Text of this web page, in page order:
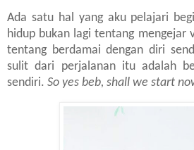
Ada satu hal yang aku pelajari
hidup bukan lagi tentang mengejar
tentang berdamai dengan diri
sulit dari perjalanan itu adalah
sendiri. So yes beb, shall we start